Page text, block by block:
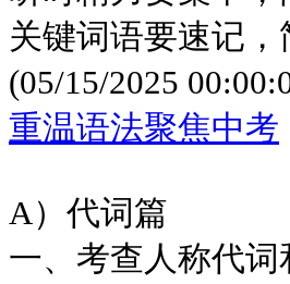
关键词语要速记，
(05/15/2025
重温语法聚焦中考
A）代词篇
一、考查人称代